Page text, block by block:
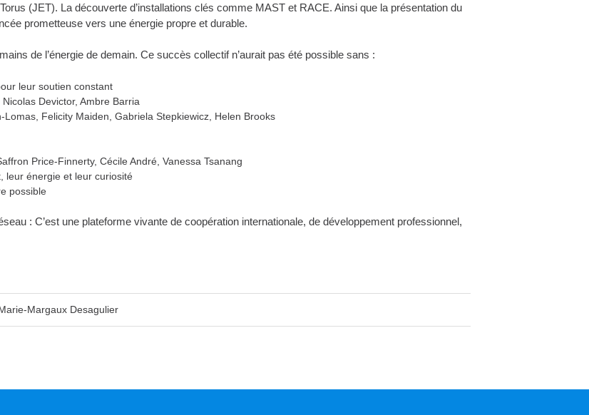
(JET). La découverte d’installations clés comme MAST et RACE. Ainsi que la présentation du
prometteuse vers une énergie propre et durable.
de l’énergie de demain. Ce succès collectif n’aurait pas été possible sans :
leur soutien constant
Devictor, Ambre Barria
Lomas, Felicity Maiden, Gabriela Stepkiewicz, Helen Brooks
Price-Finnerty, Cécile André, Vanessa Tsanang
leur énergie et leur curiosité
possible
: C’est une plateforme vivante de coopération internationale, de développement professionnel,
Margaux Desagulier